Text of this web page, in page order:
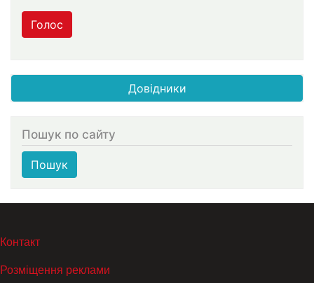
Голос
Довідники
Пошук по сайту
Пошук
МЕНЮ В ПОДВАЛЕ
Контакт
Розміщення реклами